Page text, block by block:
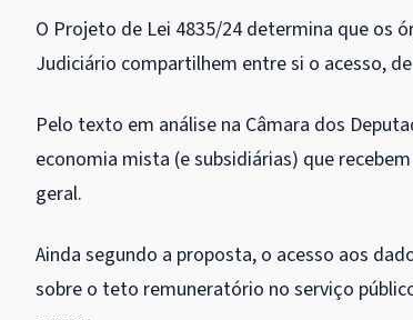
O Projeto de Lei 4835/24 determina que os
Judiciário compartilhem entre si o acesso,
Pelo texto em análise na Câmara dos
economia mista (e subsidiárias) que
geral.
Ainda segundo a proposta, o acesso aos
sobre o teto remuneratório no serviço